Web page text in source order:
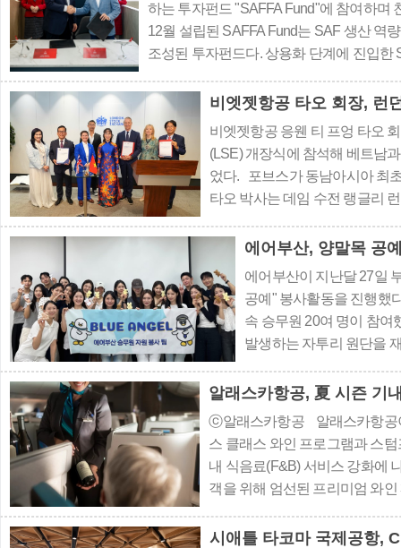
하는 투자펀드 "SAFFA Fund"에 참여하
12월 설립된 SAFFA Fund는 SAF 생산 역
조성된 투자펀드다. 상용화 단계에 진입
에 기여하고 있다. ⓒ터키항공 ..
비엣젯항공 타오 회장, 런
비엣젯항공 응웬 티 프엉 타오
(LSE) 개장식에 참석해 베트남
었다. 포브스가 동남아시아 최
타오 박사는 데임 수전 랭글리
항공·기술·투자 분야에서 발휘
에어부산, 양말목 공
에어부산이 지난달 27일
공예" 봉사활동을 진행했
속 승무원 20여 명이 참
발생하는 자투리 원단을
작했다. 완성된 키링은 야
알래스카항공, 夏 시즌 기
ⓒ알래스카항공 알래스카항공
스 클래스 와인 프로그램과 스
내 식음료(F&B) 서비스 강화에
객을 위해 엄선된 프리미엄 와
미와 깊은 피니시가 특징인 ‘스
시애틀 타코마 국제공항,